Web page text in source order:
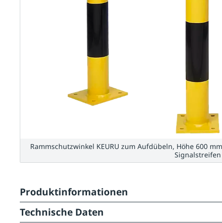
Rammschutzwinkel KEURU zum Aufdübeln, Höhe 600
Signalstreifen
Produktinformationen
Technische Daten